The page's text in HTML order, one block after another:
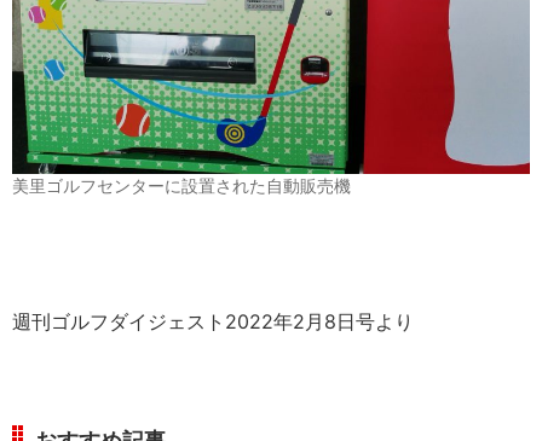
美里ゴルフセンターに設置された自動販売機
週刊ゴルフダイジェスト2022年2月8日号より